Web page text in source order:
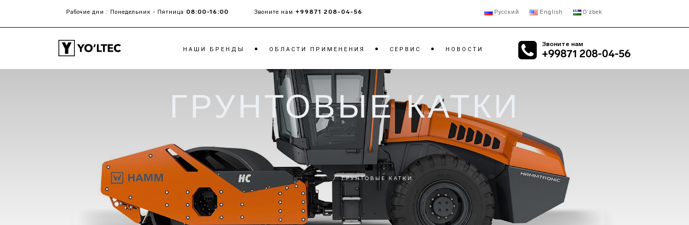
Рабочие дни : Понедельник - Пятница 08:00-16:00 Звоните нам +99871 208-04-56 Русский English Oʻzbek
НАШИ БРЕНДЫ
АСФАЛЬТОУКЛАДЧИКИ ТАНДЕМНЫЕ КАТКИ
ГРУНТОВЫЕ КАТКИ
КАТКИ НА
ПНЕВМОШИНАХ
МОБИЛЬНЫЕ
РОТОРНЫЕ ДРОБИЛКИ
МОБИЛЬНЫЕ
КОНУСНЫЕ ДРОБИЛКИ
МОБИЛЬНЫЕ
ЩЁКОВЫЕ ДРОБИЛКИ
МОБИЛЬНЫЕ
ОТВАЛЬНЫЕ
ТРАНСПОРТЁРЫ
ОБЛАСТИ ПРИМЕНЕНИЯ CЕРВИС НОВОСТИ
Звоните нам
+99871 208-04-56
ГРУНТОВЫЕ КАТКИ
ГЛАВНАЯ / ГРУНТОВЫЕ КАТКИ